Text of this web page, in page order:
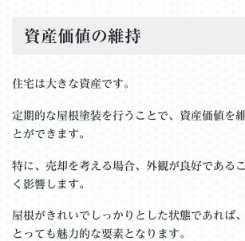
資産価値の維持
住宅は大きな資産です。
定期的な屋根塗装を行うことで、資産価値を
とができます。
特に、売却を考える場合、外観が良好である
く影響します。
屋根がきれいでしっかりとした状態であれば
とっても魅力的な要素となります。